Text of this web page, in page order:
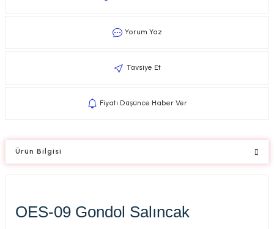
Yorum Yaz
Tavsiye Et
Fiyatı Düşünce Haber Ver
Ürün Bilgisi
OES-09 Gondol Salıncak